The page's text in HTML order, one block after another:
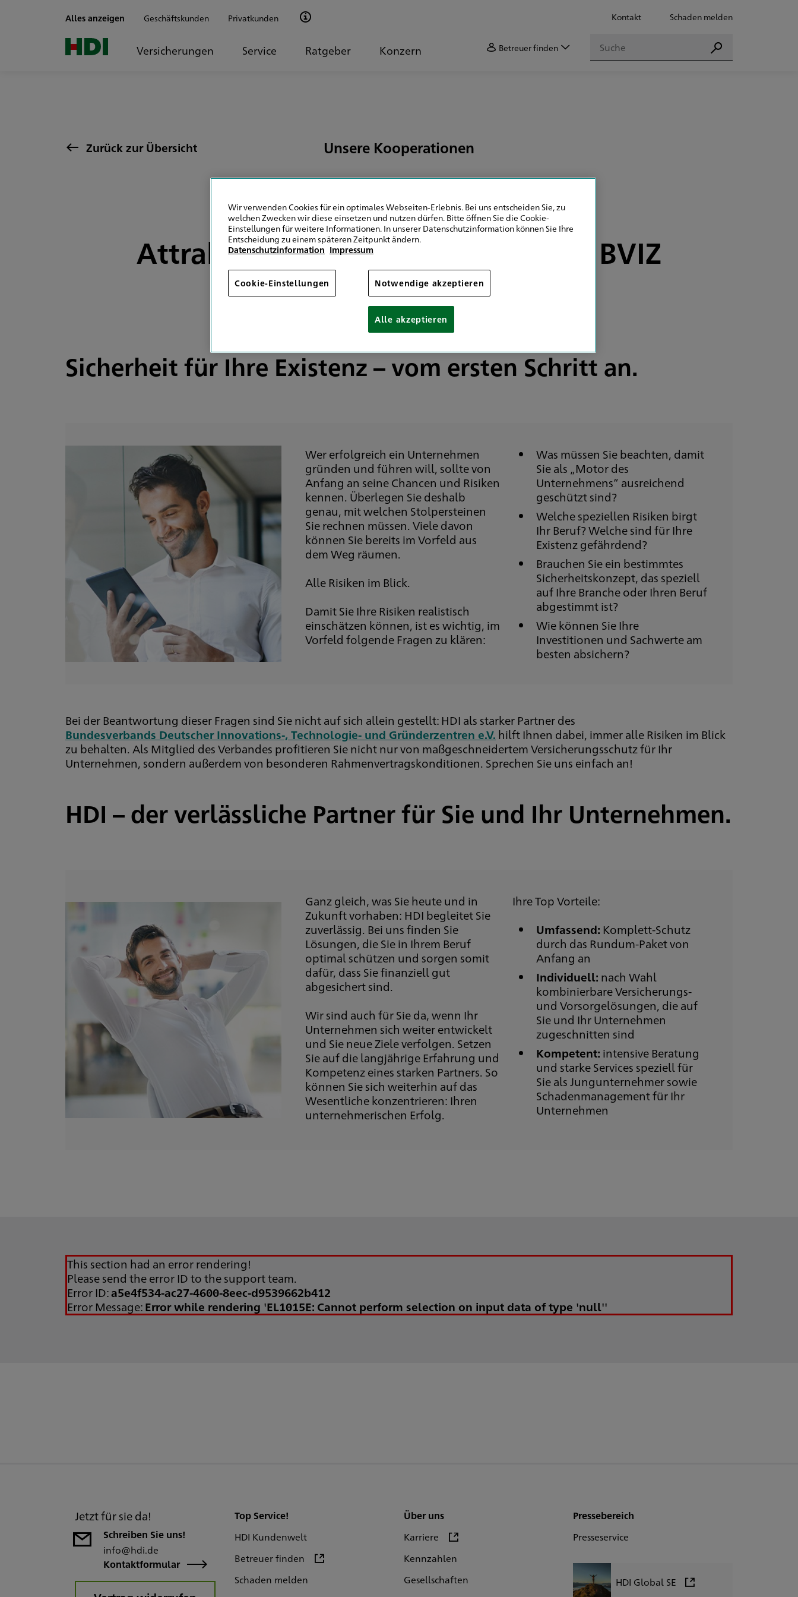
Alles anzeigen Geschäftskunden Privatkunden Kontakt Schaden melden
Versicherungen Service Ratgeber Konzern Betreuer finden Suchen
Suchen
Zurück zur Übersicht Unsere Kooperationen
Attraktive Sonderkonditionen für BVIZ
Mitglieder
Sicherheit für Ihre Existenz – vom ersten Schritt an.
Wer erfolgreich ein Unternehmen
gründen und führen will, sollte von
Anfang an seine Chancen und Risiken
kennen. Überlegen Sie deshalb
genau, mit welchen Stolpersteinen
Sie rechnen müssen. Viele davon
können Sie bereits im Vorfeld aus
dem Weg räumen.
Alle Risiken im Blick.
Damit Sie Ihre Risiken realistisch
einschätzen können, ist es wichtig, im
Vorfeld folgende Fragen zu klären:
Was müssen Sie beachten, damit
Sie als „Motor des
Unternehmens“ ausreichend
geschützt sind?
Welche speziellen Risiken birgt
Ihr Beruf? Welche sind für Ihre
Existenz gefährdend?
Brauchen Sie ein bestimmtes
Sicherheitskonzept, das speziell
auf Ihre Branche oder Ihren Beruf
abgestimmt ist?
Wie können Sie Ihre
Investitionen und Sachwerte am
besten absichern?
Bei der Beantwortung dieser Fragen sind Sie nicht auf sich allein gestellt: HDI als starker Partner des
Bundesverbands Deutscher Innovations-, Technologie- und Gründerzentren e.V. hilft Ihnen dabei, immer alle Risiken im Blick
zu behalten. Als Mitglied des Verbandes profitieren Sie nicht nur von maßgeschneidertem Versicherungsschutz für Ihr
Unternehmen, sondern außerdem von besonderen Rahmenvertragskonditionen. Sprechen Sie uns einfach an!
HDI – der verlässliche Partner für Sie und Ihr Unternehmen.
Ganz gleich, was Sie heute und in
Zukunft vorhaben: HDI begleitet Sie
zuverlässig. Bei uns finden Sie
Lösungen, die Sie in Ihrem Beruf
optimal schützen und sorgen somit
dafür, dass Sie finanziell gut
abgesichert sind.
Wir sind auch für Sie da, wenn Ihr
Unternehmen sich weiter entwickelt
und Sie neue Ziele verfolgen. Setzen
Sie auf die langjährige Erfahrung und
Kompetenz eines starken Partners. So
können Sie sich weiterhin auf das
Wesentliche konzentrieren: Ihren
unternehmerischen Erfolg.
Ihre Top Vorteile:
Umfassend: Komplett-Schutz
durch das Rundum-Paket von
Anfang an
Individuell: nach Wahl
kombinierbare Versicherungs-
und Vorsorgelösungen, die auf
Sie und Ihr Unternehmen
zugeschnitten sind
Kompetent: intensive Beratung
und starke Services speziell für
Sie als Jungunternehmer sowie
Schadenmanagement für Ihr
Unternehmen
This section had an error rendering!
Please send the error ID to the support team.
Error ID:a5e4f534-ac27-4600-8eec-d9539662b412
Error Message:Error while rendering 'EL1015E: Cannot perform selection on input data of type 'null''
Jetzt für sie da!
Schreiben Sie uns!
info@hdi.de
Kontaktformular
Top Service!
HDI Kundenwelt
Betreuer finden
Schaden melden
Über uns
Karriere
Kennzahlen
Gesellschaften
Pressebereich
Presseservice
HDI Global SE
Wir verwenden Cookies für ein optimales Webseiten-Erlebnis. Bei uns entscheiden Sie, zu
welchen Zwecken wir diese einsetzen und nutzen dürfen. Bitte öffnen Sie die Cookie-
Einstellungen für weitere Informationen. In unserer Datenschutzinformation können Sie Ihre
Entscheidung zu einem späteren Zeitpunkt ändern.
Datenschutzinformation Impressum
Cookie-Einstellungen Notwendige akzeptieren
Alle akzeptieren